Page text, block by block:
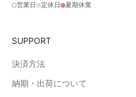
営業日 定休日 夏期休業
SUPPORT
決済方法
納期・出荷について